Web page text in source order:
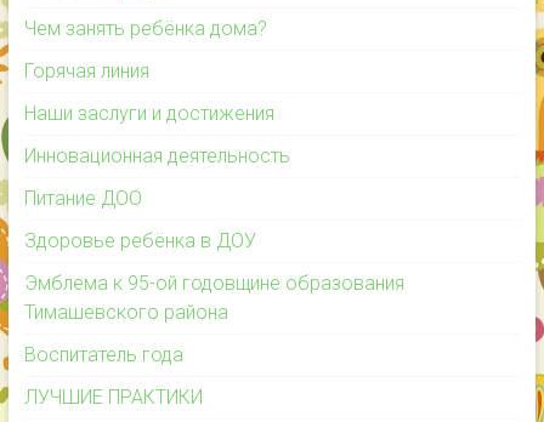
Чем занять ребёнка дома?
Горячая линия
Наши заслуги и достижения
Инновационная деятельность
Питание ДОО
Здоровье ребёнка в ДОУ
Эмблема к 95-ой годовщине образования
Тимашевского района
Воспитатель года
ЛУЧШИЕ ПРАКТИКИ